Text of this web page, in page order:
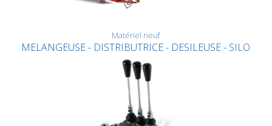
Matériel neuf
MELANGEUSE - DISTRIBUTRICE - DESILEUSE - SILO